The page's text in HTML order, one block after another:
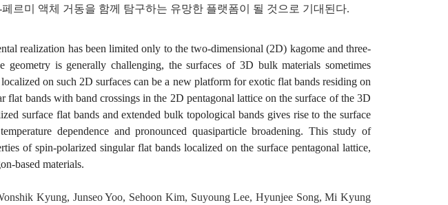
르미 액체 거동을 함께 탐구하는 유망한 플랫폼이 될 것으로 기대된다.
realization has been limited only to the two-dimensional (2D) kagome and three-
is generally challenging, the surfaces of 3D bulk materials sometimes
on such 2D surfaces can be a new platform for exotic flat bands residing on
bands with band crossings in the 2D pentagonal lattice on the surface of the 3D
surface flat bands and extended bulk topological bands gives rise to the surface
dependence and pronounced quasiparticle broadening. This study of
of spin-polarized singular flat bands localized on the surface pentagonal lattice,
based materials.
Kyung, Junseo Yoo, Sehoon Kim, Suyoung Lee, Hyunjee Song, Mi Kyung